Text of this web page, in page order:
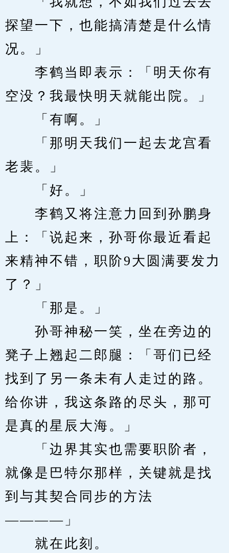
探望一下，也能搞清楚是什么情
况。」
李鹤当即表示：「明天你有
空没？我最快明天就能出院。」
「有啊。」
「那明天我们一起去龙宫看
老裴。」
「好。」
李鹤又将注意力回到孙鹏身
上：「说起来，孙哥你最近看起
来精神不错，职阶9大圆满要发力
了？」
「那是。」
孙哥神秘一笑，坐在旁边的
凳子上翘起二郎腿：「哥们已经
找到了另一条未有人走过的路。
给你讲，我这条路的尽头，那可
是真的星辰大海。」
「边界其实也需要职阶者，
就像是巴特尔那样，关键就是找
到与其契合同步的方法
————」
就在此刻。